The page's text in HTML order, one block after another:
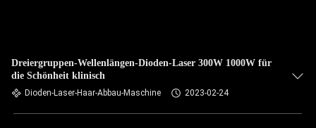
Dreiergruppen-Wellenlängen-Dioden-Laser 300W 1000W für
die Schönheit klinisch
Dioden-Laser-Haar-Abbau-Maschine 2023-02-24